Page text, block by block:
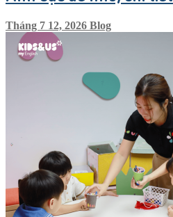
Tháng 7 12, 2026 Blog